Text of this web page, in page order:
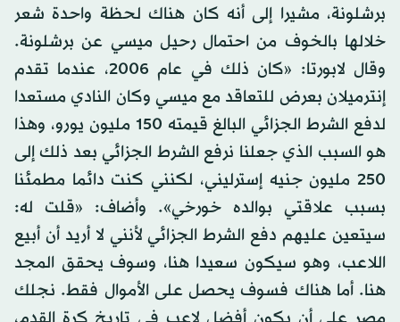
برشلونة، مشيرا إلى أنه كان هناك لحظة واحدة شعر
خلالها بالخوف من احتمال رحيل ميسي عن برشلونة.
وقال لابورتا: «كان ذلك في عام 2006، عندما تقدم
إنترميلان بعرض للتعاقد مع ميسي وكان النادي مستعدا
لدفع الشرط الجزائي البالغ قيمته 150 مليون يورو، وهذا
هو السبب الذي جعلنا نرفع الشرط الجزائي بعد ذلك إلى
250 مليون جنيه إسترليني، لكنني كنت دائما مطمئنا
بسبب علاقتي بوالده خورخي». وأضاف: «قلت له:
سيتعين عليهم دفع الشرط الجزائي لأنني لا أريد أن أبيع
اللاعب، وهو سيكون سعيدا هنا، وسوف يحقق المجد
هنا. أما هناك فسوف يحصل على الأموال فقط. نجلك